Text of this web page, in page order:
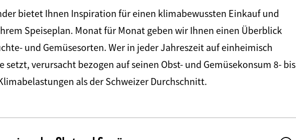
bietet Ihnen Inspiration für einen klimabewussten Einkauf und
Speiseplan. Monat für Monat geben wir Ihnen einen Überblick
und Gemüsesorten. Wer in jeder Jahreszeit auf einheimisch
setzt, verursacht bezogen auf seinen Obst- und Gemüsekonsum 8- bis
als der Schweizer Durchschnitt.